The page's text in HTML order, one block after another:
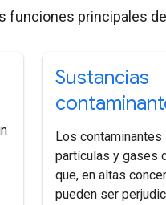
funciones principales de
Sustancias
Los contaminantes
partículas y gases
que, en altas
pueden ser